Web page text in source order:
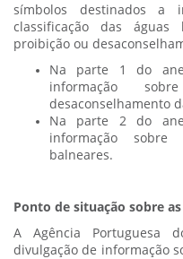
símbolos destinados
classificação das
proibição ou
Na parte 1 do
informação
desaconselhamento
Na parte 2 do
informação
balneares.
Ponto de situação sobre
A Agência Portuguesa
divulgação de informação